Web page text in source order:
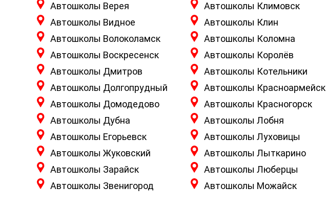
Автошколы Верея
Автошколы Видное
Автошколы Волоколамск
Автошколы Воскресенск
Автошколы Дмитров
Автошколы Долгопрудный
Автошколы Домодедово
Автошколы Дубна
Автошколы Егорьевск
Автошколы Жуковский
Автошколы Зарайск
Автошколы Звенигород
Автошколы Климовск
Автошколы Клин
Автошколы Коломна
Автошколы Королёв
Автошколы Котельники
Автошколы Красноармейск
Автошколы Красногорск
Автошколы Лобня
Автошколы Луховицы
Автошколы Лыткарино
Автошколы Люберцы
Автошколы Можайск